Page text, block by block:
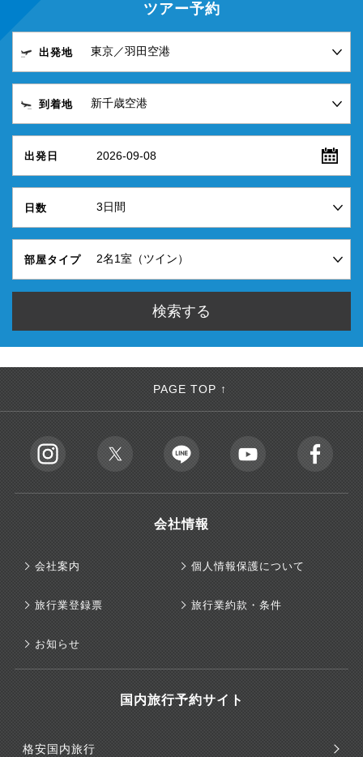
ツアー予約
出発地
到着地
出発日 2026-09-08
日数
部屋タイプ
PAGE TOP ↑
会社情報
会社案内 個人情報保護について
旅行業登録票 旅行業約款・条件
お知らせ
国内旅行予約サイト
格安国内旅行